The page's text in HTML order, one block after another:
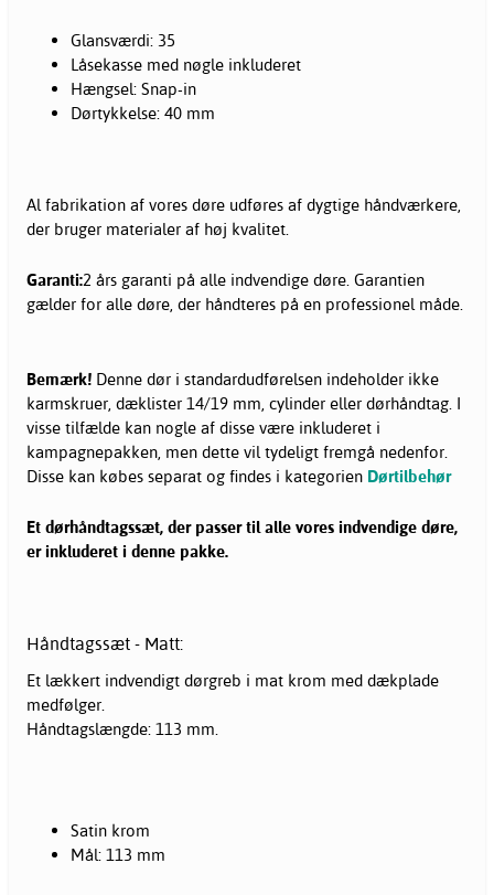
Glansværdi: 35
Låsekasse med nøgle inkluderet
Hængsel: Snap-in
Dørtykkelse: 40 mm
Al fabrikation af vores døre udføres af dygtige håndværkere,
der bruger materialer af høj kvalitet.
Garanti:2 års garanti på alle indvendige døre. Garantien
gælder for alle døre, der håndteres på en professionel måde.
Bemærk! Denne dør i standardudførelsen indeholder ikke
karmskruer, dæklister 14/19 mm, cylinder eller dørhåndtag. I
visse tilfælde kan nogle af disse være inkluderet i
kampagnepakken, men dette vil tydeligt fremgå nedenfor.
Disse kan købes separat og findes i kategorien Dørtilbehør
Et dørhåndtagssæt, der passer til alle vores indvendige døre,
er inkluderet i denne pakke.
Håndtagssæt - Matt:
Et lækkert indvendigt dørgreb i mat krom med dækplade
medfølger.
Håndtagslængde: 113 mm.
Satin krom
Mål: 113 mm